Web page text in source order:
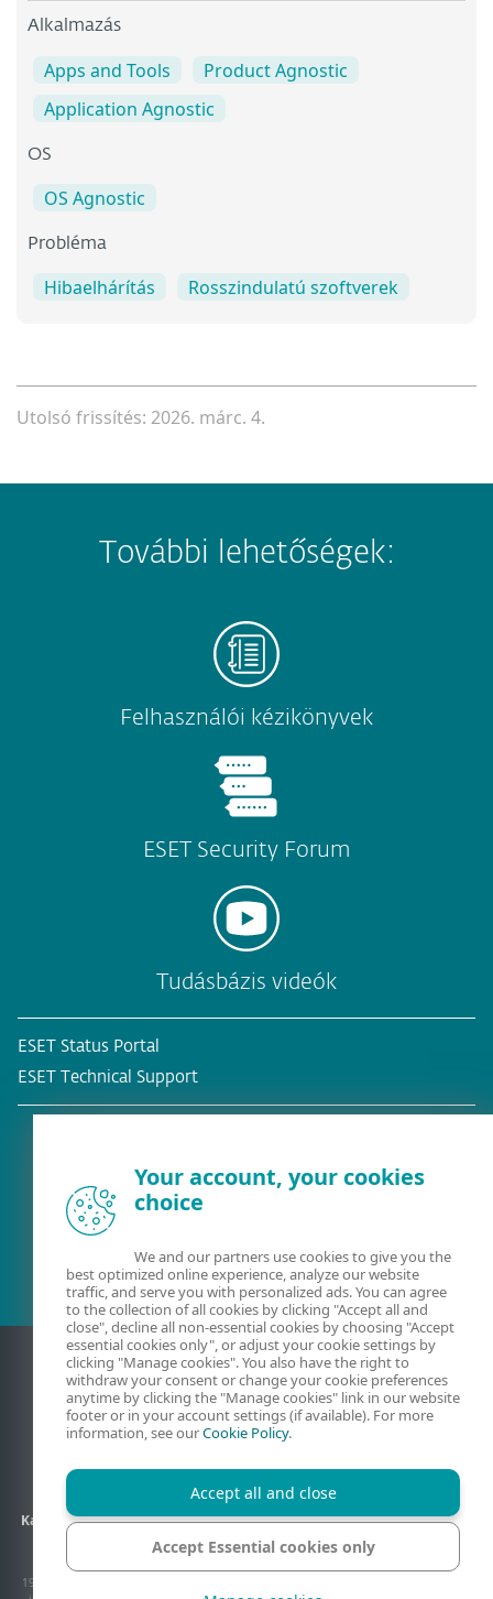
Alkalmazás
Apps and Tools
Product Agnostic
Application Agnostic
OS
OS Agnostic
Probléma
Hibaelhárítás Rosszindulatú szoftverek
Utolsó frissítés: 2026. márc. 4.
További lehetőségek:
Felhasználói kézikönyvek
ESET Security Forum
Tudásbázis videók
ESET Status Portal
ESET Technical Support
Kapcsolat Adatkezelés ÁSZF Partneroldalak
Oldaltérkép
Sütik kezelése
1992–2026 ESET, spol. s r.o. Minden jog fenntartva. Az itt használt védjegyek, szerzői
Your account, your cookies
choice
We and our partners use cookies to give you the
best optimized online experience, analyze our website
traffic, and serve you with personalized ads. You can agree
to the collection of all cookies by clicking "Accept all and
close", decline all non-essential cookies by choosing "Accept
essential cookies only", or adjust your cookie settings by
clicking "Manage cookies". You also have the right to
withdraw your consent or change your cookie preferences
anytime by clicking the "Manage cookies" link in our website
footer or in your account settings (if available). For more
information, see ourCookie Policy.
Accept all and close
Accept Essential cookies only